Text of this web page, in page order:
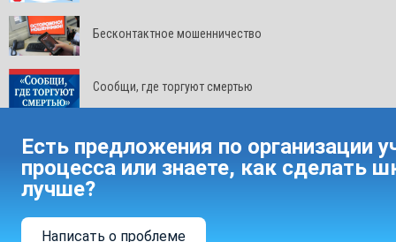
Бесконтактное мошенничество
Сообщи, где торгуют смертью
Есть предложения по организации
процесса или знаете, как сделать
лучше?
Написать о проблеме